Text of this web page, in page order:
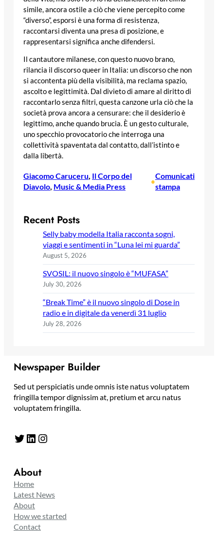
simile, ancora ostile a ciò che viene percepito come
“diverso”, esporsi è una forma di resistenza,
raccontarsi diventa una presa di posizione, e
rappresentarsi significa anche difendersi.
Il cantautore milanese, con questo nuovo brano,
rilancia il discorso queer in Italia: un discorso che non
si accontenta più della visibilità, ma reclama spazio,
ascolto e legittimità. Dal divieto di amare al diritto di
raccontarlo senza filtri, questa canzone urla ciò che la
società prova ancora a censurare: che il desiderio è
legittimo, anche quando brucia. È un gesto culturale,
uno specchio provocatorio che interroga una
collettività spaventata dal contatto, dall’istinto e
dalla libertà.
Giacomo Caruceru, Il Corpo del
Diavolo, Music & Media Press
•
Comunicati
stampa
Recent Posts
Selly baby modella Italia racconta sogni,
viaggi e sentimenti in “Luna lei mi guarda”
August 5, 2026
SVOSIL: il nuovo singolo è “MUFASA”
July 30, 2026
“Break Time” è il nuovo singolo di Dose in
radio e in digitale da venerdì 31 luglio
July 28, 2026
Newspaper Builder
Sed ut perspiciatis unde omnis iste natus voluptatem
fringilla tempor dignissim at, pretium et arcu natus
voluptatem fringilla.
Twitter LinkedIn Instagram
About
Home
Latest News
About
How we started
Contact